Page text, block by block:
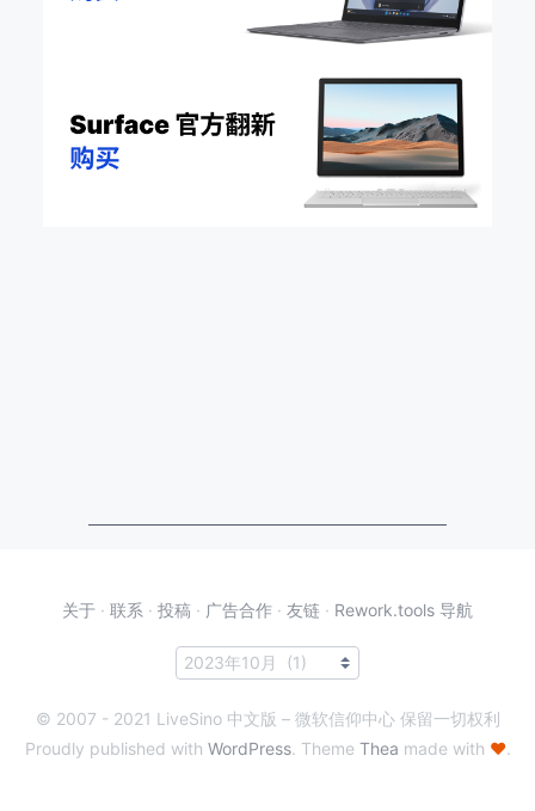
关于 · 联系 · 投稿 · 广告合作 · 友链 · Rework.tools 导航
© 2007 - 2021 LiveSino 中文版 – 微软信仰中心 保留一切权利
Proudly published with WordPress. Theme Thea made with ♥.